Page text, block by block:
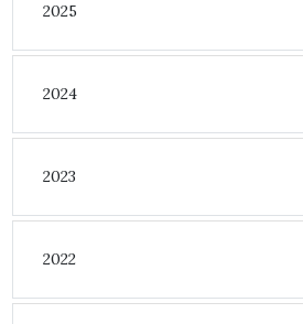
2025
2024
2023
2022